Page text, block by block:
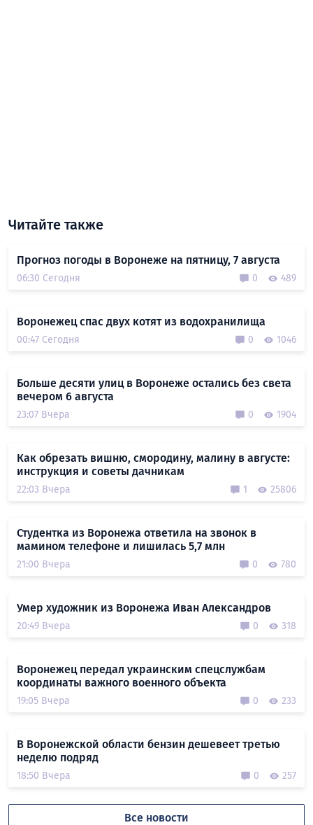
Читайте также
Прогноз погоды в Воронеже на пятницу, 7 августа
06:30 Сегодня 0 489
Воронежец спас двух котят из водохранилища
00:47 Сегодня 0 1046
Больше десяти улиц в Воронеже остались без света
вечером 6 августа
23:07 Вчера 0 1904
Как обрезать вишню, смородину, малину в августе:
инструкция и советы дачникам
22:03 Вчера 1 25806
Студентка из Воронежа ответила на звонок в
мамином телефоне и лишилась 5,7 млн
21:00 Вчера 0 780
Умер художник из Воронежа Иван Александров
20:49 Вчера 0 318
Воронежец передал украинским спецслужбам
координаты важного военного объекта
19:05 Вчера 0 233
В Воронежской области бензин дешевеет третью
неделю подряд
18:50 Вчера 0 257
Все новости